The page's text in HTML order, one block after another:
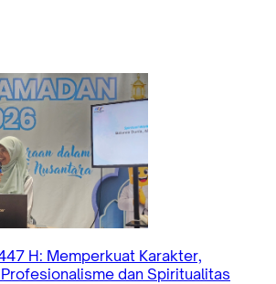
H: Memperkuat Karakter,
dan Spiritualitas